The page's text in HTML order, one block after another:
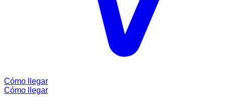
Cómo llegar
Cómo llegar